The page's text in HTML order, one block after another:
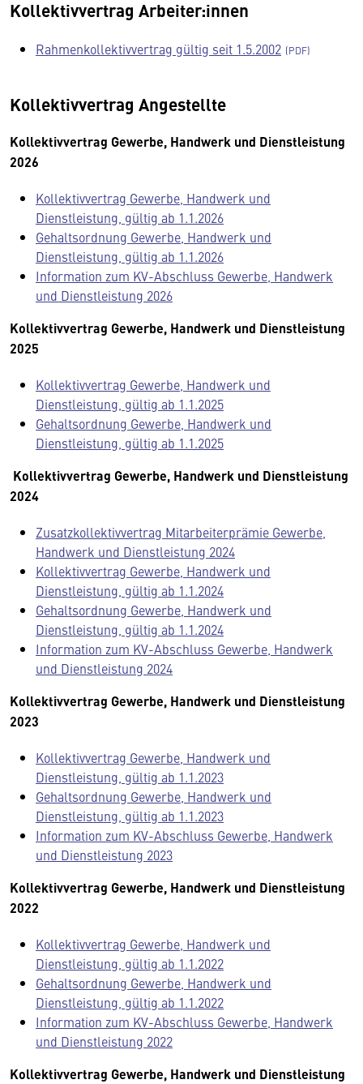
Kollektivvertrag Arbeiter:innen
Rahmenkollektivvertrag gültig seit 1.5.2002
Kollektivvertrag Angestellte
Kollektivvertrag Gewerbe, Handwerk und Dienstleistung
2026
Kollektivvertrag Gewerbe, Handwerk und
Dienstleistung, gültig ab 1.1.2026
Gehaltsordnung Gewerbe, Handwerk und
Dienstleistung, gültig ab 1.1.2026
Information zum KV-Abschluss Gewerbe, Handwerk
und Dienstleistung 2026
Kollektivvertrag Gewerbe, Handwerk und Dienstleistung
2025
Kollektivvertrag Gewerbe, Handwerk und
Dienstleistung, gültig ab 1.1.2025
Gehaltsordnung Gewerbe, Handwerk und
Dienstleistung, gültig ab 1.1.2025
Kollektivvertrag Gewerbe, Handwerk und Dienstleistung
2024
Zusatzkollektivvertrag Mitarbeiterprämie Gewerbe,
Handwerk und Dienstleistung 2024
Kollektivvertrag Gewerbe, Handwerk und
Dienstleistung, gültig ab 1.1.2024
Gehaltsordnung Gewerbe, Handwerk und
Dienstleistung, gültig ab 1.1.2024
Information zum KV-Abschluss Gewerbe, Handwerk
und Dienstleistung 2024
Kollektivvertrag Gewerbe, Handwerk und Dienstleistung
2023
Kollektivvertrag Gewerbe, Handwerk und
Dienstleistung, gültig ab 1.1.2023
Gehaltsordnung Gewerbe, Handwerk und
Dienstleistung, gültig ab 1.1.2023
Information zum KV-Abschluss Gewerbe, Handwerk
und Dienstleistung 2023
Kollektivvertrag Gewerbe, Handwerk und Dienstleistung
2022
Kollektivvertrag Gewerbe, Handwerk und
Dienstleistung, gültig ab 1.1.2022
Gehaltsordnung Gewerbe, Handwerk und
Dienstleistung, gültig ab 1.1.2022
Information zum KV-Abschluss Gewerbe, Handwerk
und Dienstleistung 2022
Kollektivvertrag Gewerbe, Handwerk und Dienstleistung